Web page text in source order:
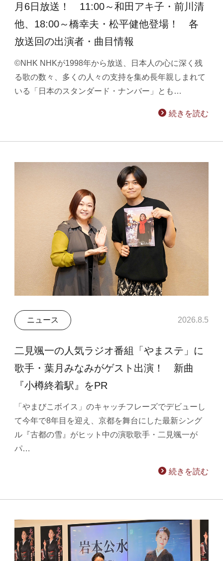
月6日放送！ 11:00～和田アキ子・前川清
他、18:00～橋幸夫・松平健他登場！ 各
放送回の出演者・曲目情報
©NHK NHKが1998年から放送、日本人の心に深く残
る歌の数々、多くの人々の支持を集め長年親しまれて
いる「日本のスタンダード・ナンバー」とも…
続きを読む
ニュース 2026.8.5
二見颯一の人気ラジオ番組「やまステ」に
歌手・葉月みなみがゲスト出演！ 新曲
『小樽終着駅』をPR
「やまびこボイス」のキャッチフレーズでデビューし
て今年で8年目を迎え、京都を舞台にした最新シング
ル『古都の雪』がヒット中の演歌歌手・二見颯一が
パ…
続きを読む